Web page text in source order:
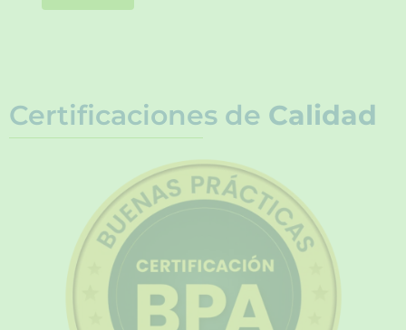
Certificaciones de Calidad